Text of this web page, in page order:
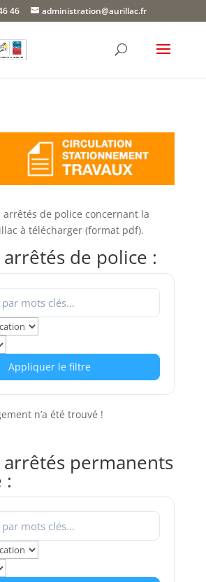
46 administration@aurillac.fr
arrêtés de police concernant la
à télécharger (format pdf).
arrêtés de police :
Appliquer le filtre
n’a été trouvé !
arrêtés permanents
: